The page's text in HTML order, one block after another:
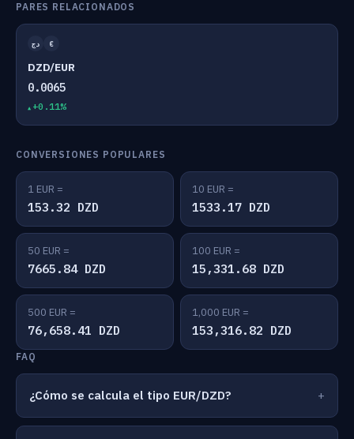
PARES RELACIONADOS
دج €
DZD/EUR
0.0065
+0.11%
CONVERSIONES POPULARES
1 EUR =
153.32 DZD
10 EUR =
1533.17 DZD
50 EUR =
7665.84 DZD
100 EUR =
15,331.68 DZD
500 EUR =
76,658.41 DZD
1,000 EUR =
153,316.82 DZD
FAQ
¿Cómo se calcula el tipo EUR/DZD?